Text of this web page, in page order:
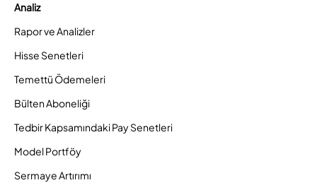
Analiz
Rapor ve Analizler
Hisse Senetleri
Temettü Ödemeleri
Bülten Aboneliği
Tedbir Kapsamındaki Pay Senetleri
Model Portföy
Sermaye Artırımı